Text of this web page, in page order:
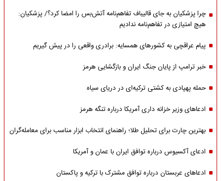
چرا پزشکیان به جای قالیباف تفاهم‌نامه آتش‌بس را امضا کرد؟/ پزشکیان:
هیچ امتیازی در تفاهم‌نامه ندادیم
پیام عراقچی به کشورهای همسایه: برادری واقعی را در پیش گیریم
خبر ترامپ از پایان جنگ ایران و بازگشایی هرمز
حمله پهپادی به کشتی ترکیه‌ای در دریای سیاه
ادعاهای وزیر خزانه داری آمریکا درباره تنگه هرمز
بهترین چارت برای تحلیل طلا؛ راهنمای انتخاب ابزار مناسب برای معامله‌گران
ادعای آکسیوس درباره توافق ایران با عمان و آمریکا
ادعاهای عربستان درباره توافق مشترک با ترکیه و پاکستان